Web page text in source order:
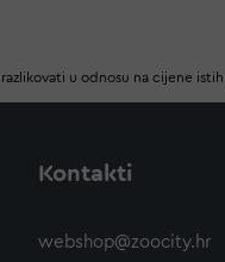
u odnosu na cijene
Kontakti
webshop@zoocity.hr